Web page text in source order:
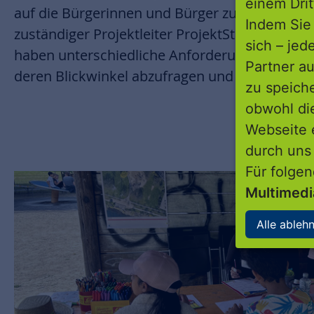
auf die Bürgerinnen und Bürger zuzugehen.
zuständiger Projektleiter ProjektStadt:
haben unterschiedliche Anforderungen. Es
deren Blickwinkel abzufragen und
einem
Indem
sich –
Partner
zu
obwohl
Webseite
durch
Für
Alle